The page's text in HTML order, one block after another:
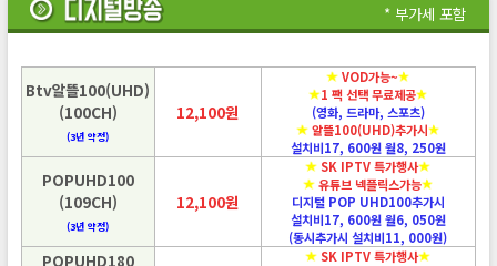
* 부가세 포함
Btv알뜰100(UHD)
(100CH)
(3년 약정)
12,100원
VOD가능~
1 팩 선택 무료제공
(영화, 드라마, 스포츠)
알뜰100(UHD)추가시
설치비17, 600원 월8, 250원
POPUHD100
(109CH)
(3년 약정)
12,100원
SK IPTV 특가행사
유튜브 넥플릭스가능
디지털 POP UHD100추가시
설치비17, 600원 월6, 050원
(동시추가시 설치비11, 000원)
POPUHD180
SK IPTV 특가행사